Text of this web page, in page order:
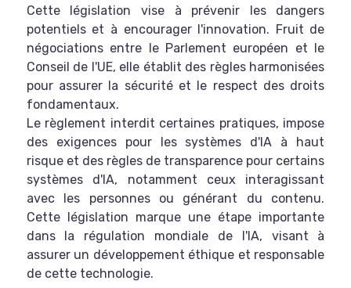
Cette législation vise à prévenir les dangers
potentiels et à encourager l'innovation. Fruit de
négociations entre le Parlement européen et le
Conseil de l'UE, elle établit des règles harmonisées
pour assurer la sécurité et le respect des droits
fondamentaux.
Le règlement interdit certaines pratiques, impose
des exigences pour les systèmes d'IA à haut
risque et des règles de transparence pour certains
systèmes d'IA, notamment ceux interagissant
avec les personnes ou générant du contenu.
Cette législation marque une étape importante
dans la régulation mondiale de l'IA, visant à
assurer un développement éthique et responsable
de cette technologie.